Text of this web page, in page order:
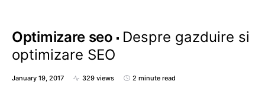
Optimizare seo
Despre gazduire si
optimizare SEO
January 19, 2017 329 views 2 minute read